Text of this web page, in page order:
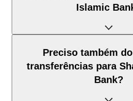
Islamic
caracteres e é composto por três
Preciso também
transferências para
Bank?